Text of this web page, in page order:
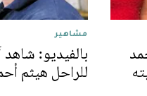
مشاهير
بالفيديو:
للراحل هيثم